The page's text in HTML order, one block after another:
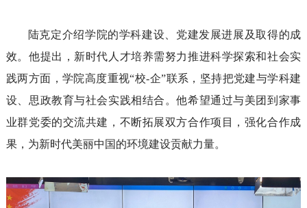
陆克定介绍学院的学科建设 、党建发展进展 及取得的成
效。他提出 ，新时代人才培养需努力推进科学探索和社会实
践两方面 ，学院高度重视“校-企”联系，坚持把党建与学科建
设
思政教育与社会实践相结合。他希望通过与美团到家事
业群党委的交流共建，不断拓展双方合作项目，强化合作成
果，为新时代美丽中国的环境建设贡献力量。